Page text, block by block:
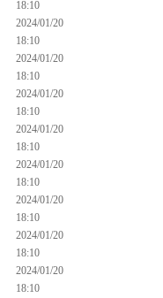
18:10
2024/01/20
18:10
2024/01/20
18:10
2024/01/20
18:10
2024/01/20
18:10
2024/01/20
18:10
2024/01/20
18:10
2024/01/20
18:10
2024/01/20
18:10